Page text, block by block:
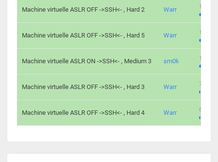
Machine virtuelle ASLR OFF ->SSH<- , Hard 2 Warr 176
Machine virtuelle ASLR OFF ->SSH<- , Hard 5 Warr 115
Machine virtuelle ASLR ON ->SSH<- , Medium 3 sm0k 115
Machine virtuelle ASLR OFF ->SSH<- , Hard 3 Warr 76
Machine virtuelle ASLR OFF ->SSH<- , Hard 4 Warr 63